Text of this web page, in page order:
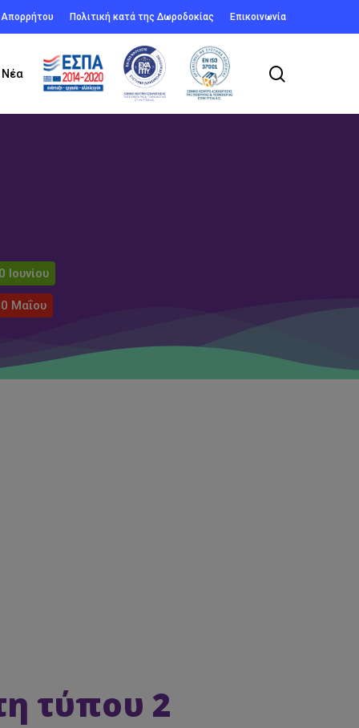
Απορρήτου Πολιτική κατά της Δωροδοκίας Επικοινωνία
Νέα
Μαΐου
τύπου 2